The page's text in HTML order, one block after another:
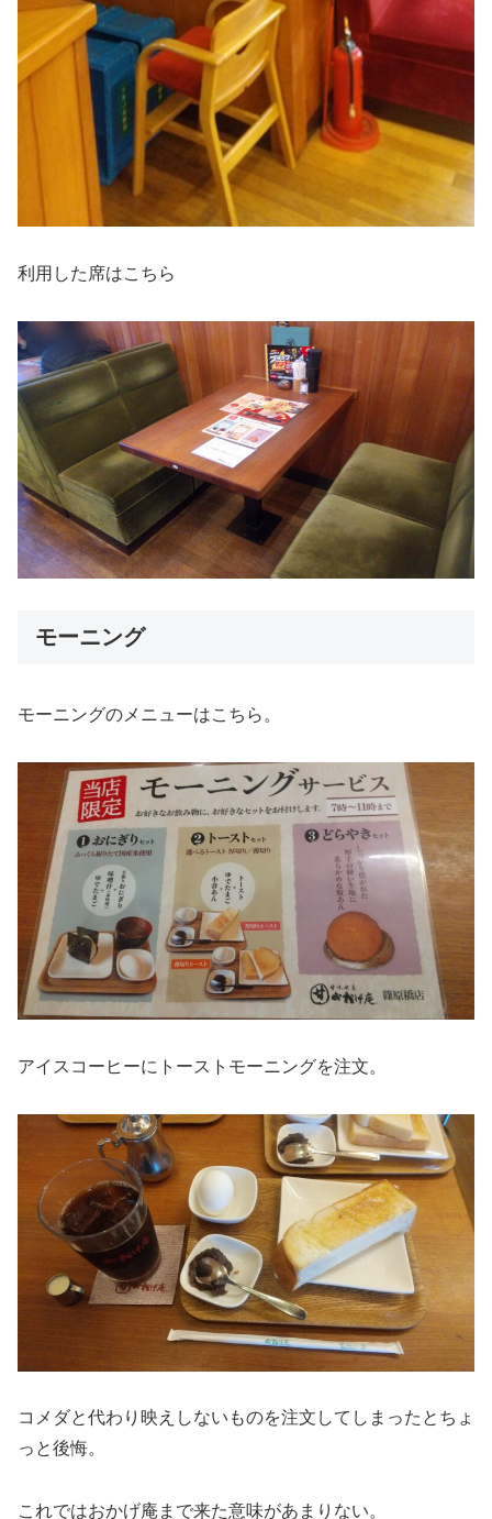
利用した席はこちら
モーニング
モーニングのメニューはこちら。
アイスコーヒーにトーストモーニングを注文。
コメダと代わり映えしないものを注文してしまったとちょ
っと後悔。
これではおかげ庵まで来た意味があまりない。